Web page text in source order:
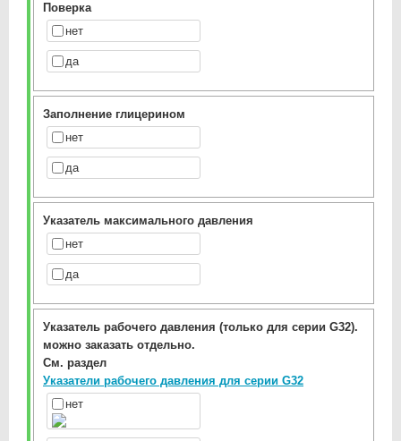
Поверка
нет
да
Заполнение глицерином
нет
да
Указатель максимального давления
нет
да
Указатель рабочего давления (только для серии G32).
можно заказать отдельно.
См. раздел
Указатели рабочего давления для серии G32
нет